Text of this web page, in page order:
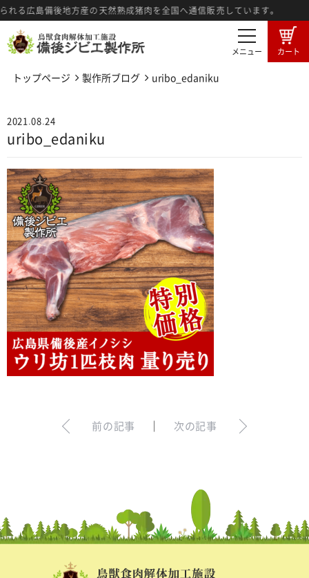
広島備後地方産の天然熟成猪肉を全国へ通信販売しています。
メニュー カート
商品一覧 卸売希望者募集
卸売商品のご注文
広島備後地域のジビエ ジビエ料理紹介
ジビエ肉の食肉工程 3つの強み
メディア情報 製作所ブログ
特定商法取引に基づく表記 プライバシーポリシー
お問い合わせ ログイン
犬の無添加おやつ｜gibi∞one
トップページ 製作所ブログ uribo_edaniku
2021.08.24
uribo_edaniku
前の記事 ｜ 次の記事